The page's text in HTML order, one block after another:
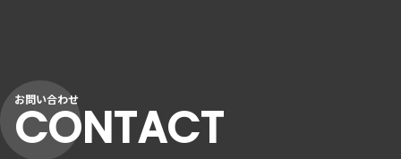
お問い合わせ
CONTACT